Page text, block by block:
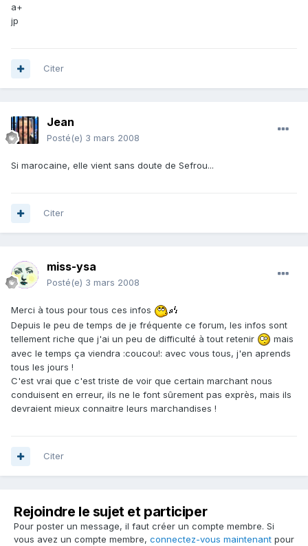
a+
jp
Citer
Jean
Posté(e) 3 mars 2008
Si marocaine, elle vient sans doute de Sefrou...
Citer
miss-ysa
Posté(e) 3 mars 2008
Merci à tous pour tous ces infos
Depuis le peu de temps de je fréquente ce forum, les infos sont
tellement riche que j'ai un peu de difficulté à tout retenir
mais
avec le temps ça viendra :coucou!: avec vous tous, j'en aprends
tous les jours !
C'est vrai que c'est triste de voir que certain marchant nous
conduisent en erreur, ils ne le font sûrement pas exprès, mais ils
devraient mieux connaitre leurs marchandises !
Citer
Rejoindre le sujet et participer
Pour poster un message, il faut créer un compte membre. Si
vous avez un compte membre, connectez-vous maintenant pour